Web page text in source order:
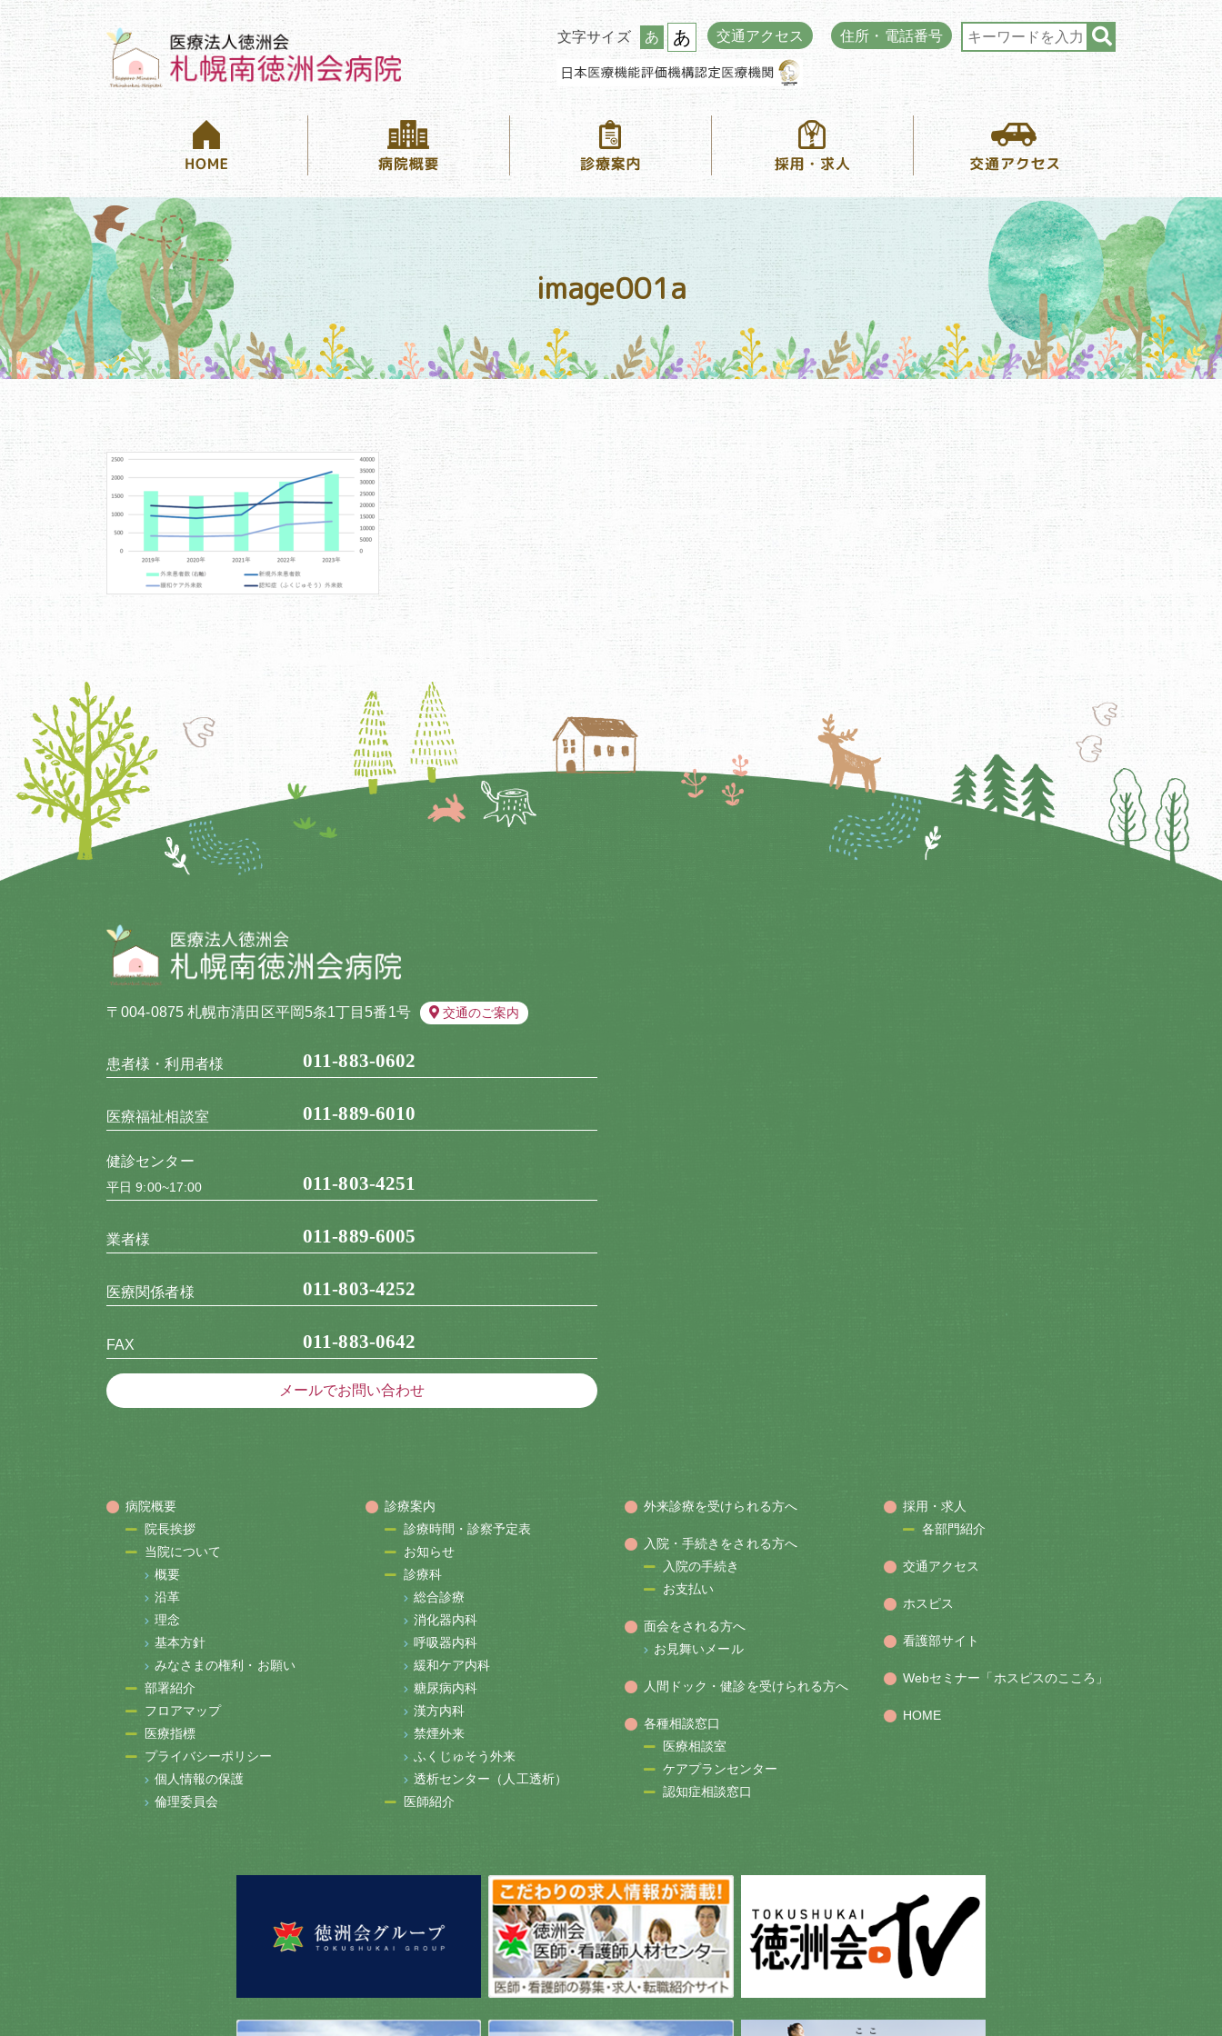
文字サイズ あ あ 交通アクセス 住所・電話番号
image001a
〒004-0875 札幌市清田区平岡5条1丁目5番1号 交通のご案内
患者様・利用者様 011-883-0602
医療福祉相談室 011-889-6010
健診センター
平日 9:00~17:00 011-803-4251
業者様 011-889-6005
医療関係者様 011-803-4252
FAX 011-883-0642
メールでお問い合わせ
病院概要
院長挨拶
当院について
概要
沿革
理念
基本方針
みなさまの権利・お願い
部署紹介
フロアマップ
医療指標
プライバシーポリシー
個人情報の保護
倫理委員会
診療案内
診療時間・診察予定表
お知らせ
診療科
総合診療
消化器内科
呼吸器内科
緩和ケア内科
糖尿病内科
漢方内科
禁煙外来
ふくじゅそう外来
透析センター（人工透析）
医師紹介
外来診療を受けられる方へ
入院・手続きをされる方へ
入院の手続き
お支払い
面会をされる方へ
お見舞いメール
人間ドック・健診を受けられる方へ
各種相談窓口
医療相談室
ケアプランセンター
認知症相談窓口
採用・求人
各部門紹介
交通アクセス
ホスピス
看護部サイト
Webセミナー「ホスピスのこころ」
HOME